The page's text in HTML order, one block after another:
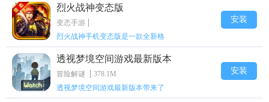
烈火战神变态版
变态手游
烈火战神手机变态版是一款全新格
安装
透视梦境空间游戏最新版本
冒险解谜
378.1M
透视梦境空间游戏最新版本带来了
安装